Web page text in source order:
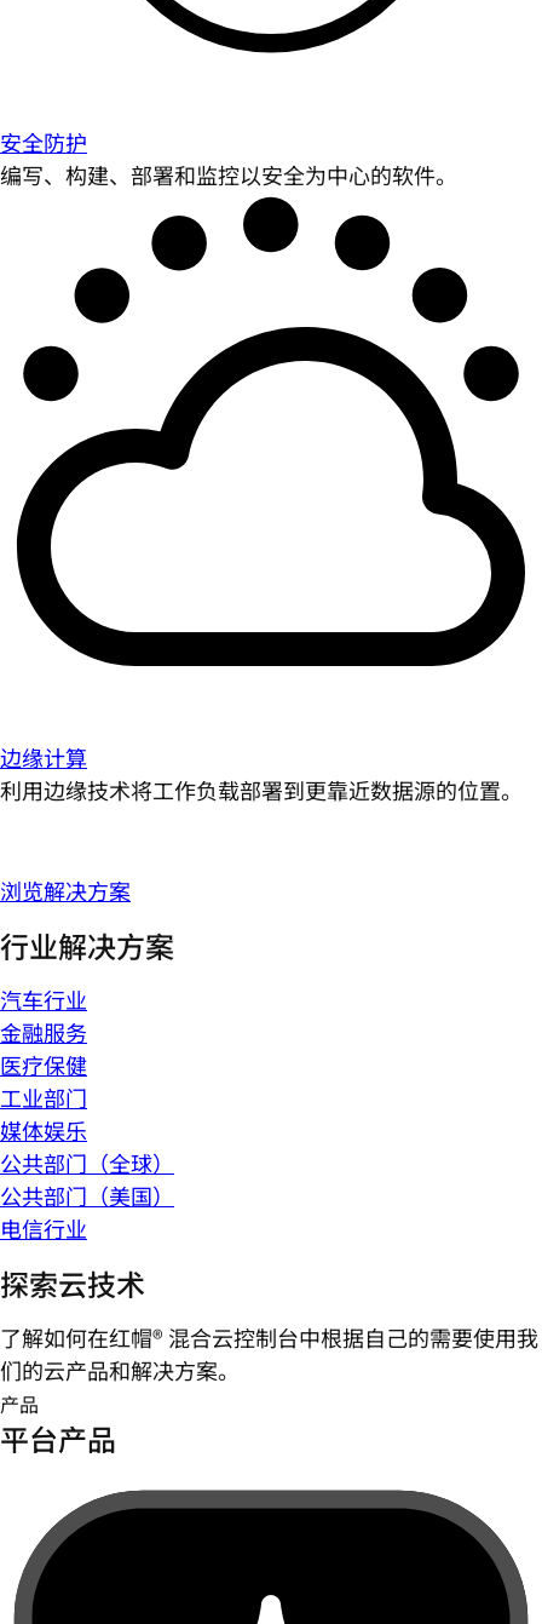
安全防护
编写、构建、部署和监控以安全为中心的软件。
边缘计算
利用边缘技术将工作负载部署到更靠近数据源的位置。
浏览解决方案
行业解决方案
汽车行业
金融服务
医疗保健
工业部门
媒体娱乐
公共部门（全球）
公共部门（美国）
电信行业
探索云技术
了解如何在红帽® 混合云控制台中根据自己的需要使用我
们的云产品和解决方案。
产品
平台产品